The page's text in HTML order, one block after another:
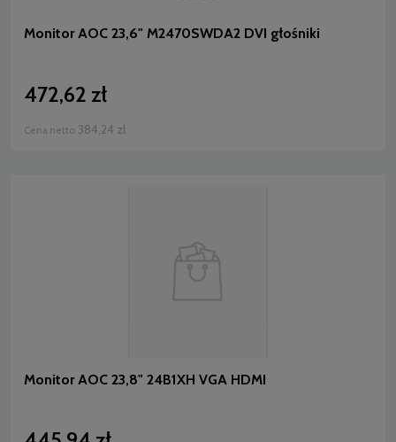
Monitor AOC 23,6" M2470SWDA2 DVI głośniki
472,62 zł
Cena netto: 384,24 zł
Monitor AOC 23,8" 24B1XH VGA HDMI